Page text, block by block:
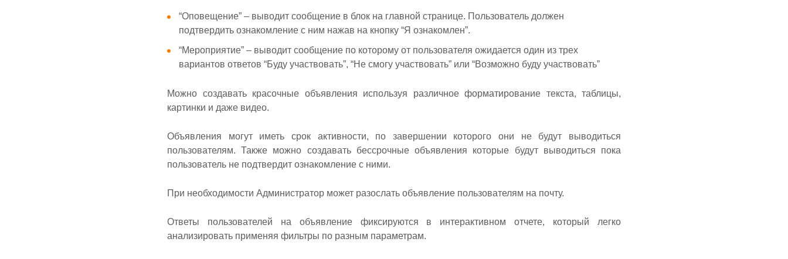
“Оповещение” – выводит сообщение в блок на главной странице. Пользователь должен
подтвердить ознакомление с ним нажав на кнопку “Я ознакомлен”.
“Мероприятие” – выводит сообщение по которому от пользователя ожидается один из трех
вариантов ответов “Буду участвовать”, “Не смогу участвовать” или “Возможно буду участвовать”
Можно создавать красочные объявления используя различное форматирование текста, таблицы,
картинки и даже видео.
Объявления могут иметь срок активности, по завершении которого они не будут выводиться
пользователям. Также можно создавать бессрочные объявления которые будут выводиться пока
пользователь не подтвердит ознакомление с ними.
При необходимости Администратор может разослать объявление пользователям на почту.
Ответы пользователей на объявление фиксируются в интерактивном отчете, который легко
анализировать применяя фильтры по разным параметрам.